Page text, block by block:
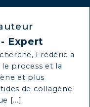
Expert
Frédéric a
process et la
et plus
de collagène
[...]